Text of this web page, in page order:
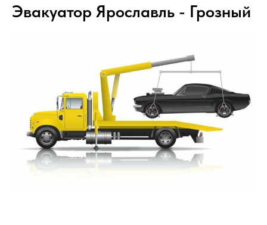
Эвакуатор Ярославль - Грозный